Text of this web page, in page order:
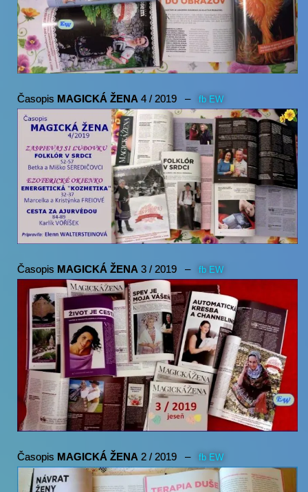
Časopis MAGICKÁ ŽENA 4 / 2019 – fb EW
Časopis MAGICKÁ ŽENA 3 / 2019 – fb EW
Časopis MAGICKÁ ŽENA 2 / 2019 – fb EW